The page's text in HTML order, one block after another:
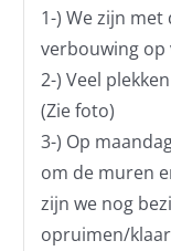
1-) We zijn
verbouwing op
2-) Veel
(Zie foto)
3-) Op
om de muren
zijn we nog
opruimen/